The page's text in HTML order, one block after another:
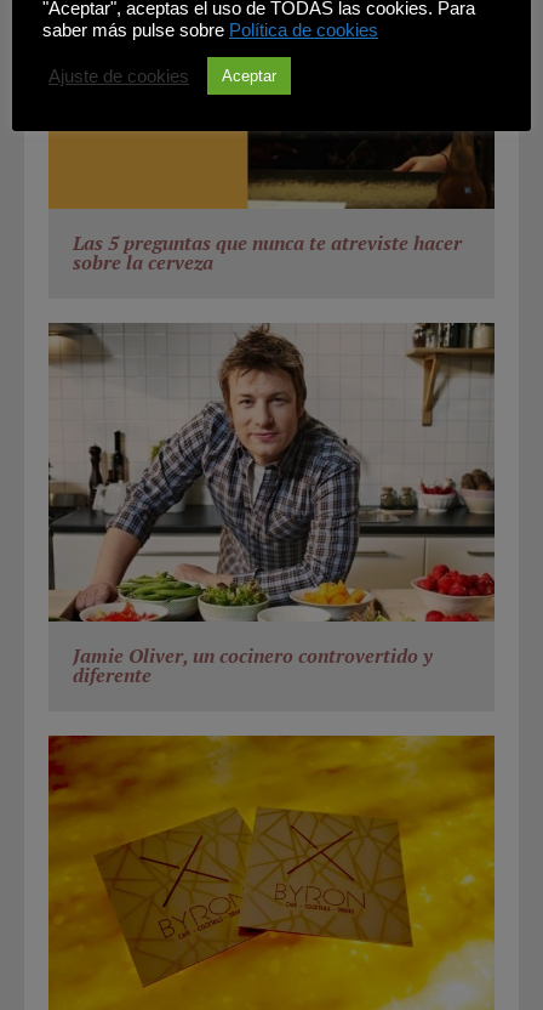
Las 5 preguntas que nunca te atreviste hacer
sobre la cerveza
Jamie Oliver, un cocinero controvertido y
diferente
"Aceptar", aceptas el uso de TODAS las cookies. Para
saber más pulse sobre Política de cookies
Ajuste de cookies Aceptar